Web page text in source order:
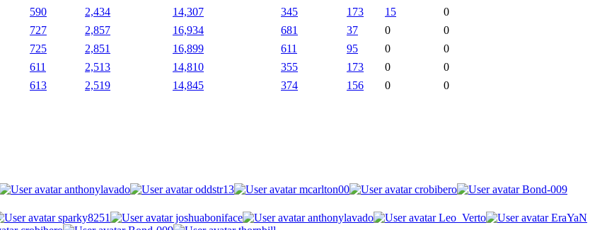
590 2,434 14,307 345 173 15
0
727 2,857 16,934 681 37 0
0
725 2,851 16,899 611 95 0
0
611 2,513 14,810 355 173 0
0
613 2,519 14,845 374 156 0
0
anthonylavado oddstr13 mcarlton00 crobibero
Bond-009
sparky8251 joshuaboniface anthonylavado Leo_Verto
EraYaN